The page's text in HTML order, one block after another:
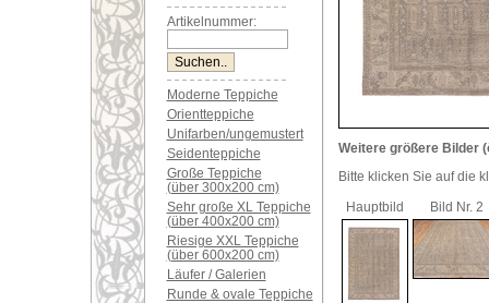
Artikelnummer:
Moderne Teppiche
Orientteppiche
Unifarben/ungemustert
Seidenteppiche
Große Teppiche
(über 300x200 cm)
Sehr große XL Teppiche
(über 400x200 cm)
Riesige XXL Teppiche
(über 600x200 cm)
Läufer / Galerien
Runde & ovale Teppiche
Weitere größere Bilder
Bitte klicken Sie auf die
Hauptbild
Bild Nr. 2